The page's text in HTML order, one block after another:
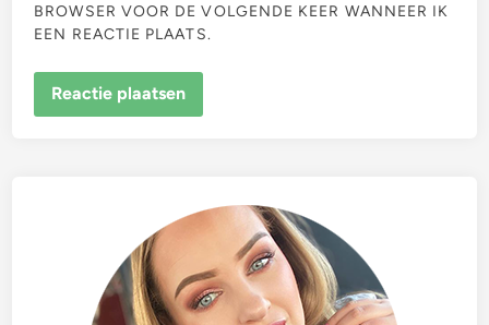
BROWSER VOOR DE VOLGENDE KEER WANNEER IK
EEN REACTIE PLAATS.